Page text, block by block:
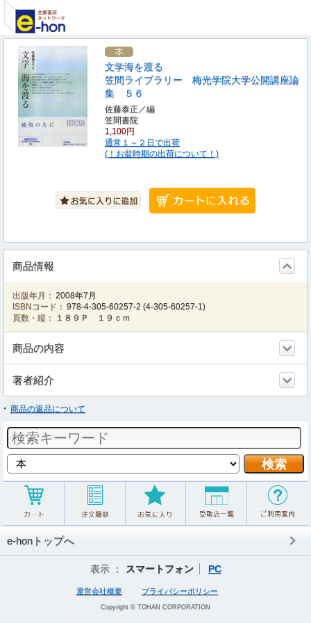
文学海を渡る
笠間ライブラリー 梅光学院大学公開講座論
集 ５６
佐藤泰正／編
笠間書院
1,100円
通常１～２日で出荷
(！お盆時期の出荷について！)
商品情報
出版年月： 2008年7月
ISBNコード： 978-4-305-60257-2 (4-305-60257-1)
頁数・縦：
１８９Ｐ １９ｃｍ
商品の内容
著者紹介
商品の返品について
e-honトップへ
表示 ： スマートフォン PC
運営会社概要 プライバシーポリシー
Copyright © TOHAN CORPORATION